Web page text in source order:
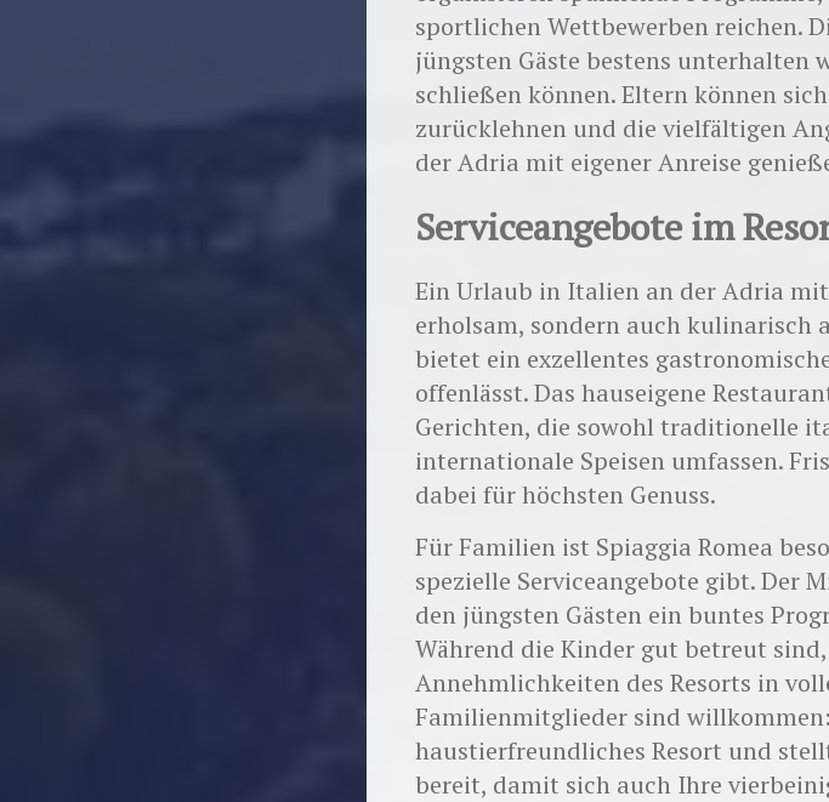
sportlichen Wettbewerben reichen.
jüngsten Gäste bestens unterhalten
schließen können. Eltern können
zurücklehnen und die vielfältigen
der Adria mit eigener Anreise
Serviceangebote im
Ein Urlaub in Italien an der Adria
erholsam, sondern auch kulinarisch
bietet ein exzellentes
offenlässt. Das hauseigene
Gerichten, die sowohl traditionelle
internationale Speisen umfassen.
dabei für höchsten Genuss.
Für Familien ist Spiaggia Romea
spezielle Serviceangebote gibt. Der
den jüngsten Gästen ein buntes
Während die Kinder gut betreut
Annehmlichkeiten des Resorts in
Familienmitglieder sind
haustierfreundliches Resort und
bereit, damit sich auch Ihre